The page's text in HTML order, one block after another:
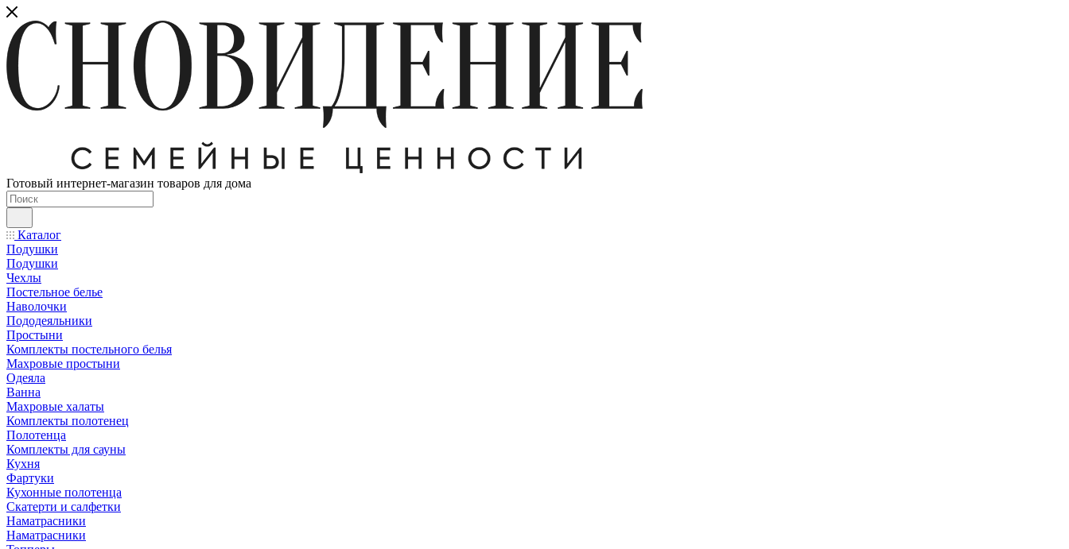
Готовый интернет-магазин товаров для дома
Каталог
Подушки
Подушки
Чехлы
Постельное белье
Наволочки
Пододеяльники
Простыни
Комплекты постельного белья
Махровые простыни
Одеяла
Ванна
Махровые халаты
Комплекты полотенец
Полотенца
Комплекты для сауны
Кухня
Фартуки
Кухонные полотенца
Скатерти и салфетки
Наматрасники
Наматрасники